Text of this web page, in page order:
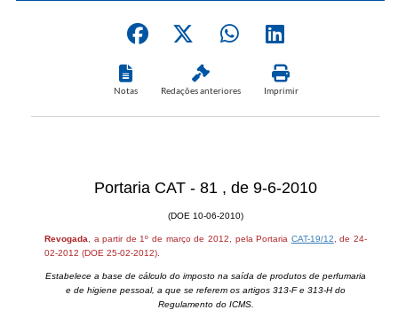
Notas Redações anteriores Imprimir
Portaria CAT - 81 , de 9-6-2010
(DOE 10-06-2010)
Revogada , a partir de 1º de março de 2012, pela Portaria CAT-19/12 , de 24-
02-2012 (DOE 25-02-2012).
Estabelece a base de cálculo do imposto na saída de produtos de perfumaria
e de higiene pessoal, a que se referem os artigos 313-F e 313-H do
Regulamento do ICMS.